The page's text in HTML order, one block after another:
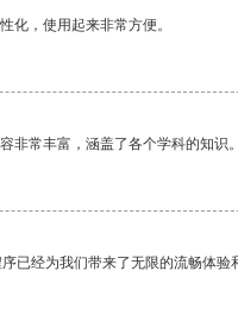
化，使用起来非常方便。
非常丰富，涵盖了各个学科的知识
已经为我们带来了无限的流畅体验